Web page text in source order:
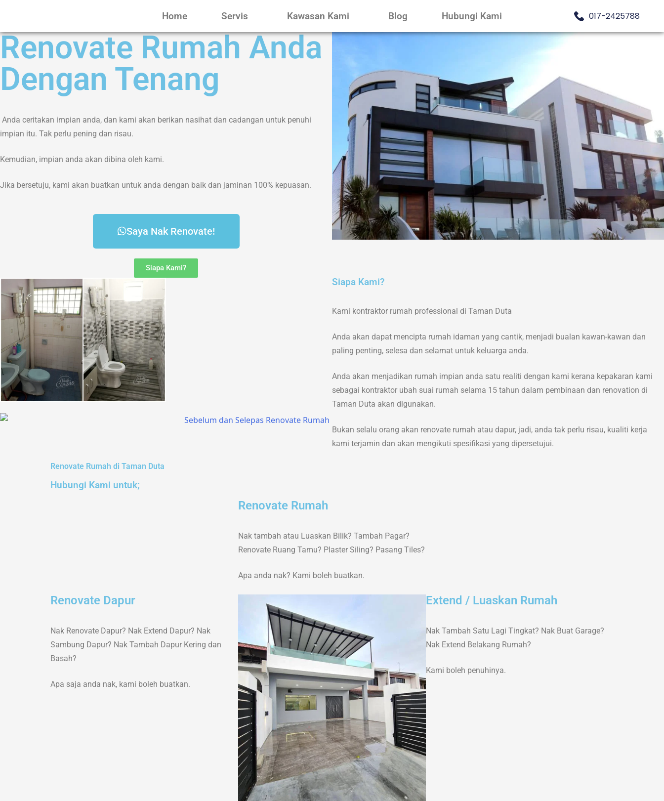
Home Servis Kawasan Kami Blog Hubungi Kami 017-2425788
Renovate Rumah Anda
Dengan Tenang
Anda ceritakan impian anda, dan kami akan berikan nasihat dan cadangan untuk penuhi
impian itu. Tak perlu pening dan risau.
Kemudian, impian anda akan dibina oleh kami.
Jika bersetuju, kami akan buatkan untuk anda dengan baik dan jaminan 100% kepuasan.
Saya Nak Renovate!
Siapa Kami?
Siapa Kami?
Kami kontraktor rumah professional di Taman Duta
Anda akan dapat mencipta rumah idaman yang cantik, menjadi bualan kawan-kawan dan
paling penting, selesa dan selamat untuk keluarga anda.
Anda akan menjadikan rumah impian anda satu realiti dengan kami kerana kepakaran kami
sebagai kontraktor ubah suai rumah selama 15 tahun dalam pembinaan dan renovation di
Taman Duta akan digunakan.
Bukan selalu orang akan renovate rumah atau dapur, jadi, anda tak perlu risau, kualiti kerja
kami terjamin dan akan mengikuti spesifikasi yang dipersetujui.
Renovate Rumah di Taman Duta
Hubungi Kami untuk;
Renovate Rumah
Nak tambah atau Luaskan Bilik? Tambah Pagar?
Renovate Ruang Tamu? Plaster Siling? Pasang Tiles?
Apa anda nak? Kami boleh buatkan.
Renovate Dapur
Nak Renovate Dapur? Nak Extend Dapur? Nak
Sambung Dapur? Nak Tambah Dapur Kering dan
Basah?
Apa saja anda nak, kami boleh buatkan.
Extend / Luaskan Rumah
Nak Tambah Satu Lagi Tingkat? Nak Buat Garage?
Nak Extend Belakang Rumah?
Kami boleh penuhinya.